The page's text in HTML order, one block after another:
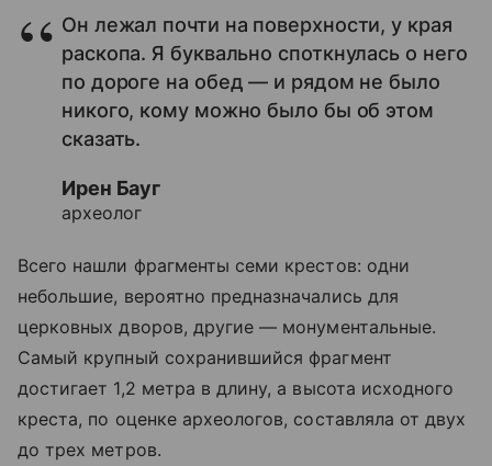
Он лежал почти на поверхности, у края
раскопа. Я буквально споткнулась о него
по дороге на обед — и рядом не было
никого, кому можно было бы об этом
сказать.
Ирен Бауг
археолог
Всего нашли фрагменты семи крестов: одни
небольшие, вероятно предназначались для
церковных дворов, другие — монументальные.
Самый крупный сохранившийся фрагмент
достигает 1,2 метра в длину, а высота исходного
креста, по оценке археологов, составляла от двух
до трех метров.